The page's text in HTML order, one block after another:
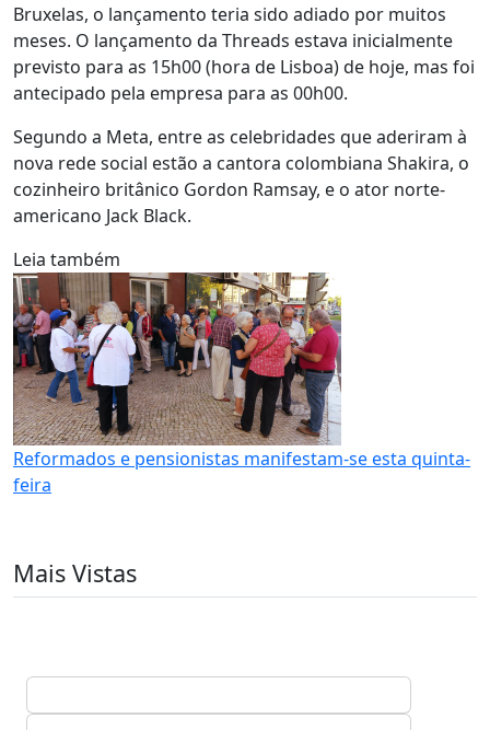
Bruxelas, o lançamento teria sido adiado por muitos
meses. O lançamento da Threads estava inicialmente
previsto para as 15h00 (hora de Lisboa) de hoje, mas foi
antecipado pela empresa para as 00h00.
Segundo a Meta, entre as celebridades que aderiram à
nova rede social estão a cantora colombiana Shakira, o
cozinheiro britânico Gordon Ramsay, e o ator norte-
americano Jack Black.
Leia também
Reformados e pensionistas manifestam-se esta quinta-
feira
Mais Vistas